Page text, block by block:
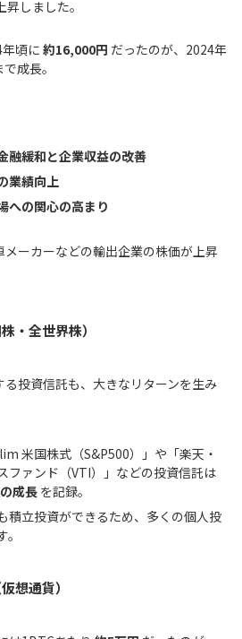
しました。
頃に 約16,000円 だったのが、2024年
で成長。
融緩和と企業収益の改善
業績向上
への関心の高まり
ーカーなどの輸出企業の株価が上昇
・全世界株）
投資信託も、大きなリターンを生み
米国株式（S&P500）」や「楽天・
ファンド（VTI）」などの投資信託は
成長 を記録。
積立投資ができるため、多くの個人投
想通貨）